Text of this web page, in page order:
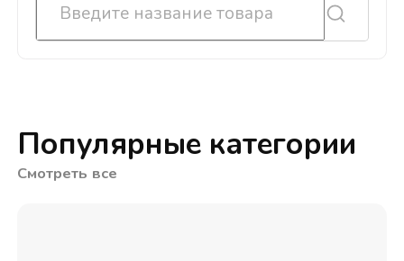
Популярные категории
Смотреть все